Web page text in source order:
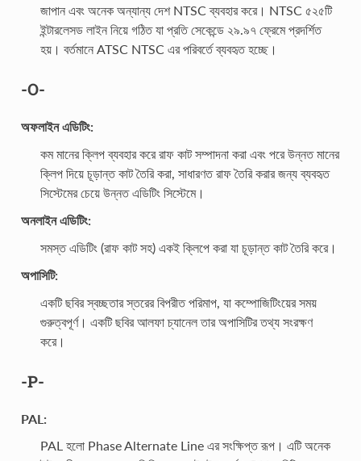
জাপান এবং অনেক অন্যান্য দেশ NTSC ব্যবহার করে। NTSC ৫২৫টি
ইন্টারলেসড লাইন নিয়ে গঠিত যা প্রতি সেকেন্ডে ২৯.৯৭ ফ্রেমে প্রদর্শিত
হয়। বর্তমানে ATSC NTSC এর পরিবর্তে ব্যবহৃত হচ্ছে।
-O-
অফলাইন এডিটিং:
কম মানের ক্লিপ ব্যবহার করে রাফ কাট সম্পাদনা করা এবং পরে উন্নত মানের
ক্লিপ দিয়ে চূড়ান্ত কাট তৈরি করা, সাধারণত রাফ তৈরি করার জন্য ব্যবহৃত
সিস্টেমের চেয়ে উন্নত এডিটিং সিস্টেমে।
অনলাইন এডিটিং:
সমস্ত এডিটিং (রাফ কাট সহ) একই ক্লিপে করা যা চূড়ান্ত কাট তৈরি করে।
অপাসিটি:
একটি ছবির স্বচ্ছতার স্তরের বিপরীত পরিমাপ, যা কম্পোজিটিংয়ের সময়
গুরুত্বপূর্ণ। একটি ছবির আলফা চ্যানেল তার অপাসিটির তথ্য সংরক্ষণ
করে।
-P-
PAL:
PAL হলো Phase Alternate Line এর সংক্ষিপ্ত রূপ। এটি অনেক